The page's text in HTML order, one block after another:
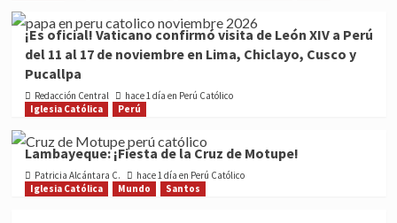
¡Es oficial! Vaticano confirmó visita de León XIV a Perú
del 11 al 17 de noviembre en Lima, Chiclayo, Cusco y
Pucallpa
Redacción Central
hace 1 día en Perú Católico
Iglesia Católica
Perú
Lambayeque: ¡Fiesta de la Cruz de Motupe!
Patricia Alcántara C.
hace 1 día en Perú Católico
Iglesia Católica
Mundo Santos